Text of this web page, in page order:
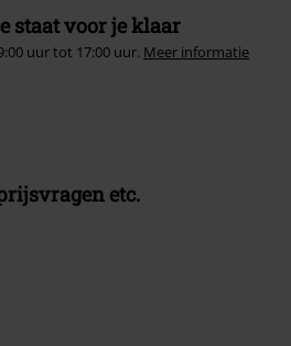
staat voor je klaar
uur tot 17:00 uur. Meer informatie
etc.